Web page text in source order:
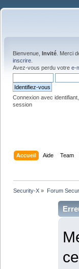
Bienvenue, Invité . Merci
inscrire
Avez-vous perdu votre e-
Connexion avec
session
Accueil Aide Team
Security-X » Forum